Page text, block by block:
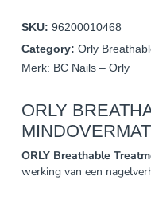
SKU: 96200010468
Category: Orly
Merk: BC Nails – Orly
ORLY
ORLY Breathable
werking van een